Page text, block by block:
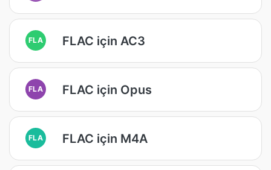
FLA FLAC için AC3
FLA FLAC için Opus
FLA FLAC için M4A